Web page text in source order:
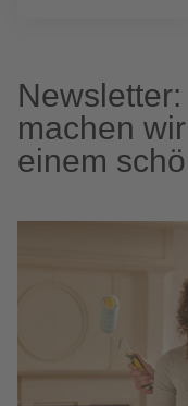
machen
einem